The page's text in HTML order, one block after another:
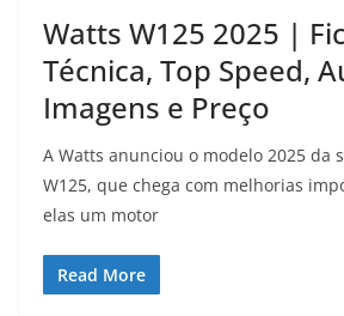
Watts W125 2025 |
Técnica, Top Speed,
Imagens e Preço
A Watts anunciou o modelo 2025 da
W125, que chega com melhorias
elas um motor
Read More